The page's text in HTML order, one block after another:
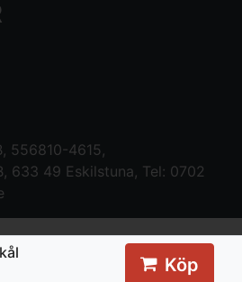
Köp
, 556810-4615,
633 49 Eskilstuna, Tel: 0702